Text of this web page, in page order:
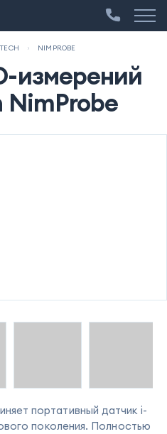
NIMPROBE
измерений
NimProbe
портативный датчик i-
поколения. Полностью